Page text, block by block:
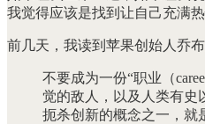
我觉得应该是找到让自己充满
前几天，我读到苹果创始人乔
不要成为一份“职业（
觉的敌人，以及人类有史
扼杀创新的概念之一，就